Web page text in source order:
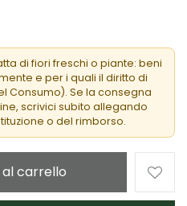
di fiori freschi o piante: beni
e per i quali il diritto di
Consumo). Se la consegna
scrivici subito allegando
o del rimborso.
al carrello